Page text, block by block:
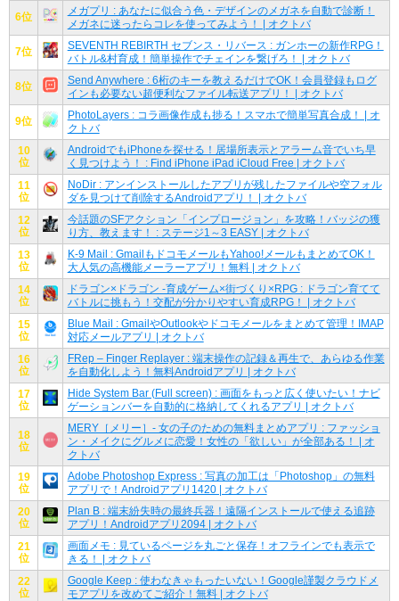
6位
メガプリ : あなたに似合う色・デザインのメガネを自動で診断！
メガネに迷ったらコレを使ってみよう！ | オクトバ
7位
SEVENTH REBIRTH セブンス・リバース : ガンホーの新作RPG！
バトル&村育成！簡単操作でチェインを繋げろ！ | オクトバ
8位
Send Anywhere : 6桁のキーを教えるだけでOK！会員登録もログ
インも必要ない超便利なファイル転送アプリ！ | オクトバ
9位
PhotoLayers : コラ画像作成も捗る！スマホで簡単写真合成！ | オ
クトバ
10
位
AndroidでもiPhoneを探せる！居場所表示とアラーム音でいち早
く見つけよう！ : Find iPhone iPad iCloud Free | オクトバ
11
位
NoDir : アンインストールしたアプリが残したファイルや空フォル
ダを見つけて削除するAndroidアプリ！ | オクトバ
12
位
今話題のSFアクション「インプロージョン」を攻略！バッジの獲
り方、教えます！ : ステージ1～3 EASY | オクトバ
13
位
K-9 Mail : GmailもドコモメールもYahoo!メールもまとめてOK！
大人気の高機能メーラーアプリ！無料 | オクトバ
14
位
ドラゴン×ドラゴン -育成ゲーム×街づくり×RPG : ドラゴン育てて
バトルに挑もう！交配が分かりやすい育成RPG！ | オクトバ
15
位
Blue Mail : GmailやOutlookやドコモメールをまとめて管理！IMAP
対応メールアプリ | オクトバ
16
位
FRep – Finger Replayer : 端末操作の記録＆再生で、あらゆる作業
を自動化しよう！無料Androidアプリ | オクトバ
17
位
Hide System Bar (Full screen) : 画面をもっと広く使いたい！ナビ
ゲーションバーを自動的に格納してくれるアプリ | オクトバ
18
位
MERY［メリー］- 女の子のための無料まとめアプリ : ファッショ
ン・メイクにグルメに恋愛！女性の「欲しい」が全部ある！ | オ
クトバ
19
位
Adobe Photoshop Express : 写真の加工は「Photoshop」の無料
アプリで！Androidアプリ1420 | オクトバ
20
位
Plan B : 端末紛失時の最終兵器！遠隔インストールで使える追跡
アプリ！Androidアプリ2094 | オクトバ
21
位
画面メモ : 見ているページを丸ごと保存！オフラインでも表示で
きる！ | オクトバ
22
位
Google Keep : 使わなきゃもったいない！Google謹製クラウドメ
モアプリを改めてご紹介！無料 | オクトバ